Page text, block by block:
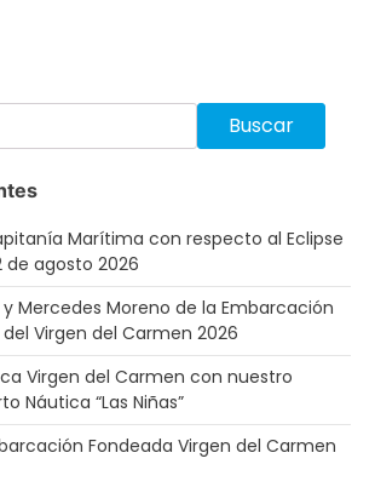
Buscar
Marítima con respecto al Eclipse
de agosto 2026
Mercedes Moreno de la Embarcación
Virgen del Carmen 2026
Virgen del Carmen con nuestro
Náutica “Las Niñas”
Fondeada Virgen del Carmen